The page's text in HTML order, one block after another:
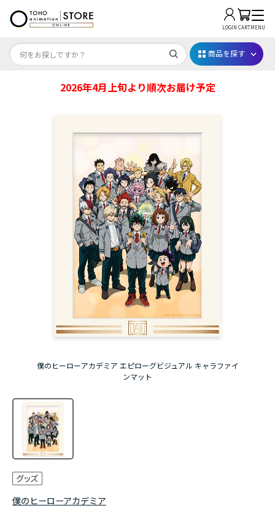
LOGIN CARTMENU
薬屋のひとりごと 夏の園遊会2026
名探偵コナン
アニメ『僕のヒーローアカデミア』10周年
ハイキュー!!ジャージ＆ユニフォーム
『無職転生Ⅲ ～異世界行ったら本気だす～』
『ふつつかな悪女ではございますが ～雛宮蝶鼠と
商品を探す
2026年4月上旬より順次お届け予定
僕のヒーローアカデミア エピローグビジュアル キャラファイ
ンマット
僕のヒーローアカデミア